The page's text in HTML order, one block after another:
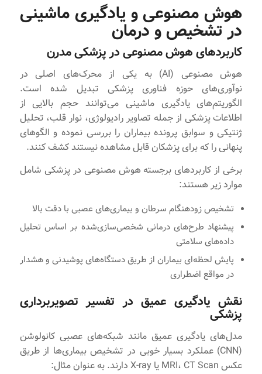
هوش مصنوعی و یادگیری ماشینی
در تشخیص و درمان
کاربردهای هوش مصنوعی در پزشکی مدرن
هوش مصنوعی (AI) به یکی از محرک‌های اصلی در
نوآوری‌های حوزه فناوری پزشکی تبدیل شده است.
الگوریتم‌های یادگیری ماشینی می‌توانند حجم بالایی از
اطلاعات پزشکی از جمله تصاویر رادیولوژی، نوار قلب، تحلیل
ژنتیکی و سوابق پرونده بیماران را بررسی نموده و الگوهای
پنهانی را که برای پزشکان قابل مشاهده نیستند کشف کنند.
برخی از کاربردهای برجسته هوش مصنوعی در پزشکی شامل
موارد زیر هستند:
تشخیص زودهنگام سرطان و بیماری‌های عصبی با دقت بالا
پیشنهاد طرح‌های درمانی شخصی‌سازی‌شده بر اساس تحلیل
داده‌های سلامتی
پایش لحظه‌ای بیماران از طریق دستگاه‌های پوشیدنی و هشدار
در مواقع اضطراری
نقش یادگیری عمیق در تفسیر تصویربرداری
پزشکی
مدل‌های یادگیری عمیق مانند شبکه‌های عصبی کانولوشن
(CNN) عملکرد بسیار خوبی در تشخیص بیماری‌ها از طریق
عکس MRI، CT Scan یا X-ray دارند. به عنوان مثال: